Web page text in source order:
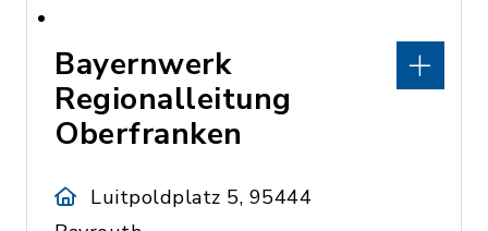
Bayernwerk
Regionalleitung
Oberfranken
Luitpoldplatz 5, 95444